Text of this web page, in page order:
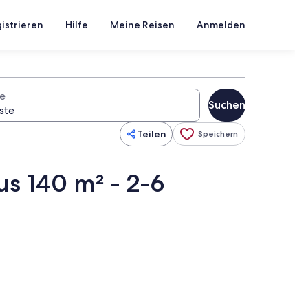
Hilfe Meine Reisen Anmelden
Suchen
Teilen Speichern
140 m² - 2-6